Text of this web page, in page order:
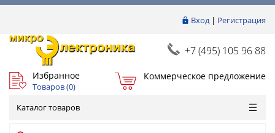
Вход| Регистрация
+7 (495) 105 96 88
Избранное
Товаров (0)
Коммерческое предложение
Каталог товаров